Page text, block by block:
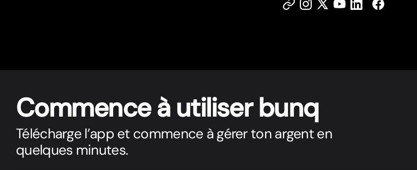
Commence à utiliser bunq
Télécharge l’app et commence à gérer ton argent en
quelques minutes.